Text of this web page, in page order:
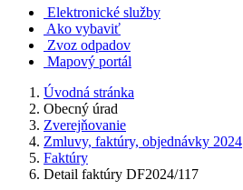
Elektronické služby
Ako vybaviť
Zvoz odpadov
Mapový portál
Úvodná stránka
Obecný úrad
Zverejňovanie
Zmluvy, faktúry, objednávky 2024
Faktúry
Detail faktúry DF2024/117